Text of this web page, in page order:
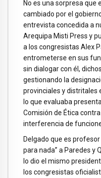
No es una sorpresa que
cambiado por el
entrevista concedida a
Arequipa Misti Press y
a los congresistas Alex
entrometerse en sus
sin dialogar con él,
gestionando la
provinciales y distritales
lo que evaluaba
Comisión de Ética
interferencia de
Delgado que es
para nada” a Paredes y
lo dio el mismo
los congresistas